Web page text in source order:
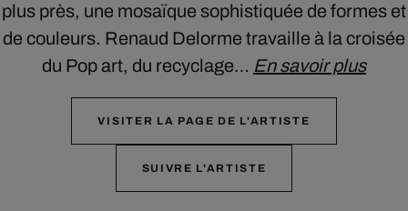
plus près, une mosaïque sophistiquée de formes et
de couleurs. Renaud Delorme travaille à la croisée
du Pop art, du recyclage… En savoir plus
VISITER LA PAGE DE L'ARTISTE
SUIVRE L'ARTISTE